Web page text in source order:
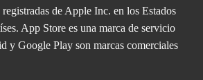
de Apple Inc. en los Estados
App Store es una marca de servicio
y Google Play son marcas comerciales